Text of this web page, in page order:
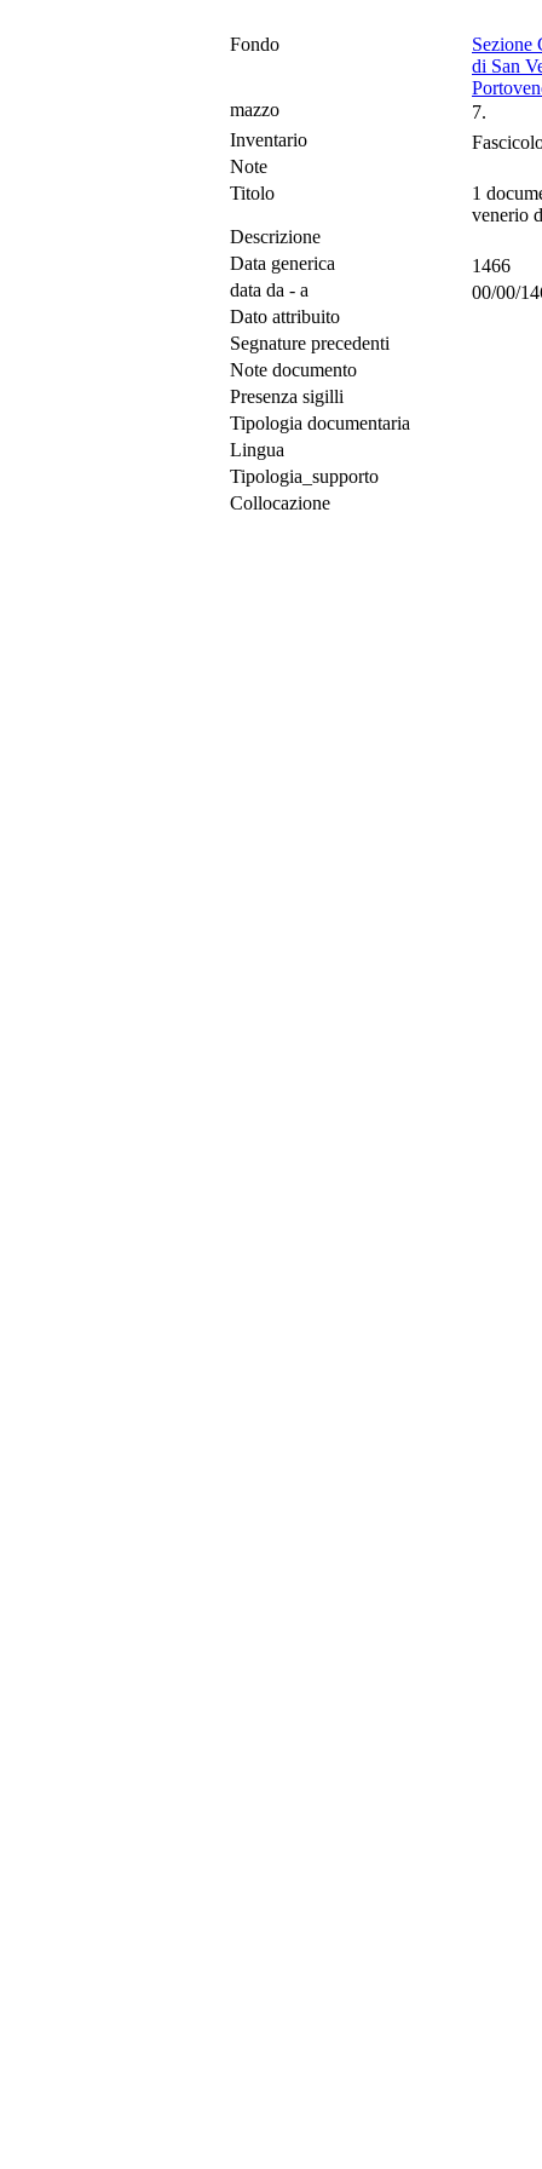
Fondo
Sezione
di San
mazzo
7.
Inventario
Note
Titolo
1
venerio
Descrizione
Data generica
1466
data da - a
00/00/
Dato attribuito
Segnature precedenti
Note documento
Presenza sigilli
Tipologia documentaria
Lingua
Tipologia_supporto
Collocazione